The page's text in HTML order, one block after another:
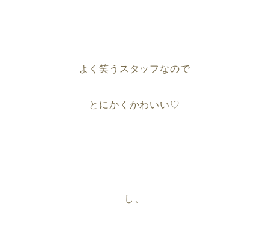
よく笑うスタッフなので
とにかくかわいい♡
し、